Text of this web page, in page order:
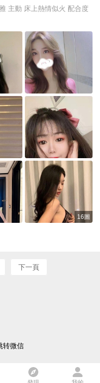
主動 床上熱情似火 配合度
16圖
下一頁
转微信